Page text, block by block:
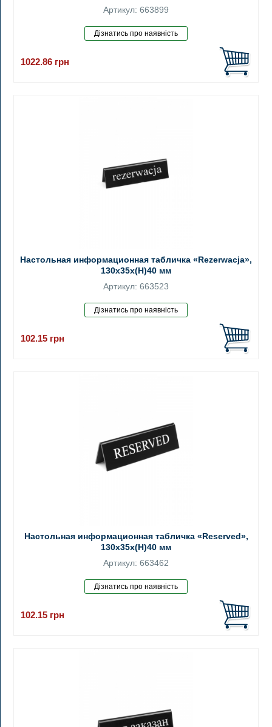
Артикул: 663899
1022.86 грн
Настольная информационная табличка «Rezerwacja»,
130x35x(H)40 мм
Артикул: 663523
102.15 грн
Настольная информационная табличка «Reserved»,
130x35x(H)40 мм
Артикул: 663462
102.15 грн